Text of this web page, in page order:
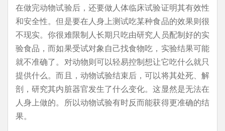
在做完动物试验后，还要做人体临床试验证明其有效性
和安全性。但是要在人身上测试吃某种食品的效果则很
不现实。你很难限制人长期只吃由研究人员配制好的实
验食品，而如果受试对象自己找食物吃，实验结果可能
就不准确了。对动物则可以轻易控制想让它吃什么就只
提供什么。而且，动物试验结束后，可以将其处死、解
剖，研究其内脏器官发生了什么变化。这显然是无法在
人身上做的。所以动物试验有时反而能获得更准确的结
果。